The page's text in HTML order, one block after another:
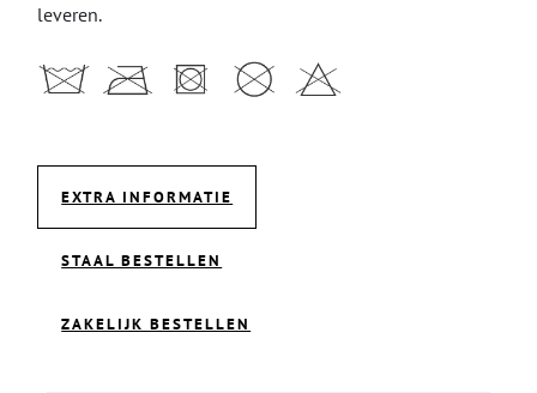
leveren.
EXTRA INFORMATIE
STAAL BESTELLEN
ZAKELIJK BESTELLEN